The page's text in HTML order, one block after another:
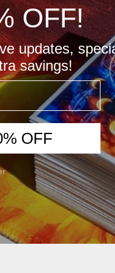
OFF!
updates,
savings!
OFF